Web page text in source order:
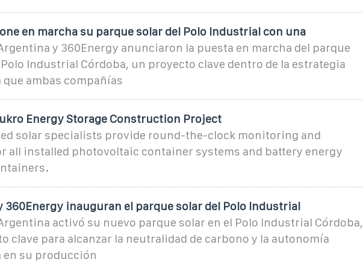
en marcha su parque solar del Polo Industrial con una
y 360Energy anunciaron la puesta en marcha del parque
Industrial Córdoba, un proyecto clave dentro de la estrategia
que ambas compañías
Energy Storage Construction Project
solar specialists provide round-the-clock monitoring and
all installed photovoltaic container systems and battery energy
360Energy inauguran el parque solar del Polo Industrial
activó su nuevo parque solar en el Polo Industrial Córdoba,
clave para alcanzar la neutralidad de carbono y la autonomía
en su producción